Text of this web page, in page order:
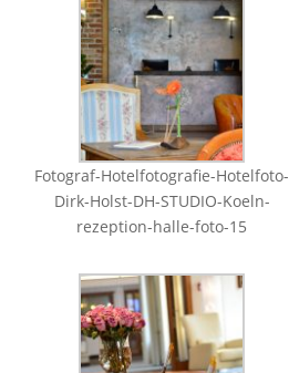
Fotograf-Hotelfotografie-Hotelfoto-
Dirk-Holst-DH-STUDIO-Koeln-
rezeption-halle-foto-15